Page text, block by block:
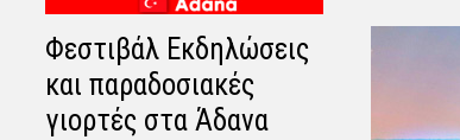
Φεστιβάλ Εκδηλώσεις
και παραδοσιακές
γιορτές στα Άδανα